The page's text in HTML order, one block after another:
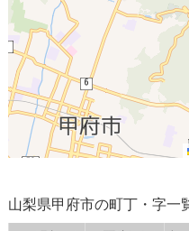
山梨県甲府市の町丁・字一